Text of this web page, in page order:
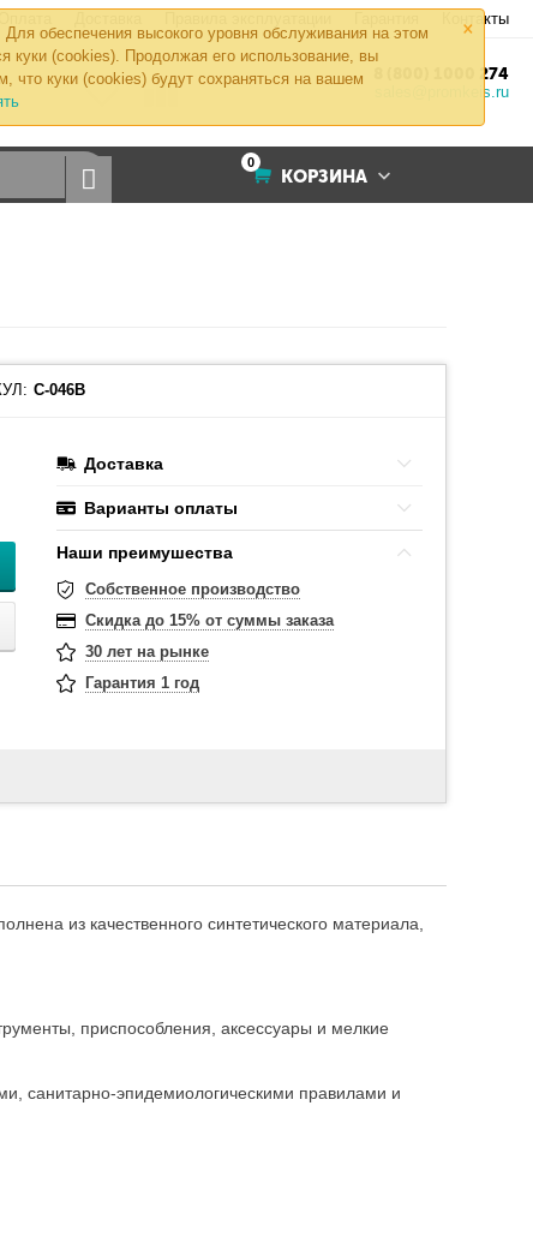
×
Для обеспечения высокого уровня обслуживания на этом
куки (cookies). Продолжая его использование, вы
что куки (cookies) будут сохраняться на вашем
Контакты
8 (800) 1000 274
sales@promkeis.ru
0
КОРЗИНА
С-046B
Доставка
Варианты оплаты
Наши преимушества
Собственное производство
Скидка до 15% от суммы заказа
30 лет на рынке
Гарантия 1 год
из качественного синтетического материала,
приспособления, аксессуары и мелкие
санитарно-эпидемиологическими правилами и